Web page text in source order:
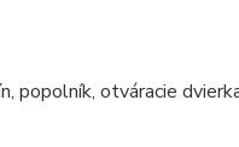
popolník, otváracie